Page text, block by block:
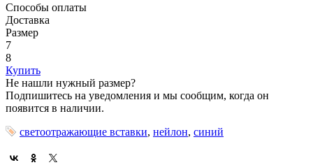
Способы оплаты
Доставка
Размер
7
8
Купить
Не нашли нужный размер?
Подпишитесь на уведомления и мы сообщим, когда он
появится в наличии.
светоотражающие вставки, нейлон, синий